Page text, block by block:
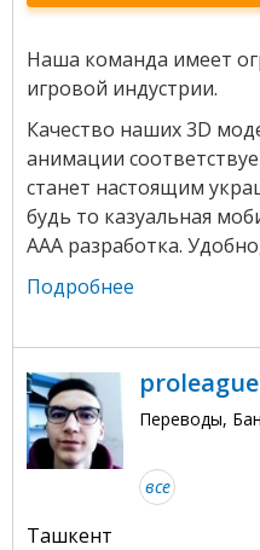
Наша команда имеет
игровой индустрии.
Качество наших 3D
анимации
станет настоящим
будь то казуальная
ААА разработка.
Подробнее
proleague
Переводы,
все
Ташкент